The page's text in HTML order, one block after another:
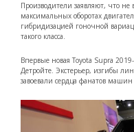
Производители заявляют, что не
максимальных оборотах
гибридизацией гоночной
такого класса.
Впервые новая Toyota Supra
Детройте. Экстерьер, изгибы
завоевали сердца фанатов